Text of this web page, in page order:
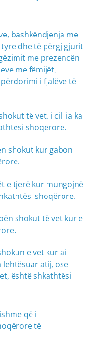
bashkëndjenja me
dhe të përgjigjurit
me prezencën
me fëmijët,
i fjalëve të
të vet, i cili ia ka
shoqërore.
shokut kur gabon
e tjerë kur mungojnë
shoqërore.
shokut të vet kur e
e vet kur ai
lehtësuar atij, ose
është shkathtësi
që i
të